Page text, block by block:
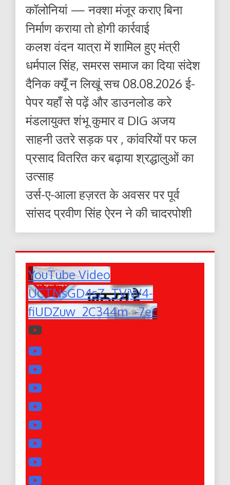
कॉलोनियां — नक्शा मंजूर कराए बिना
निर्माण कराया तो होगी कार्रवाई
कलश वंदन यात्रा में शामिल हुए मंत्री
धर्मपाल सिंह, समरस समाज का दिया संदेश
दैनिक क्यूँ न लिखूं सच 08.08.2026 ई-
पेपर यहाँ से पढ़ें और डाउनलोड करे
मंडलायुक्त शंभू कुमार व DIG अजय
साहनी उतरे सड़क पर , कांवरियों पर फल
प्रसाद वितरित कर बढ़ाया श्रद्धालुओं का
उत्साह
उर्स-ए-आला हज़रत के अवसर पर पूर्व
सांसद प्रवीण सिंह ऐरन ने की चादरपोशी
YouTube Video
UCTNsGD4sZ_TVjW4-
fiUDZuw_2C344m_-7ec